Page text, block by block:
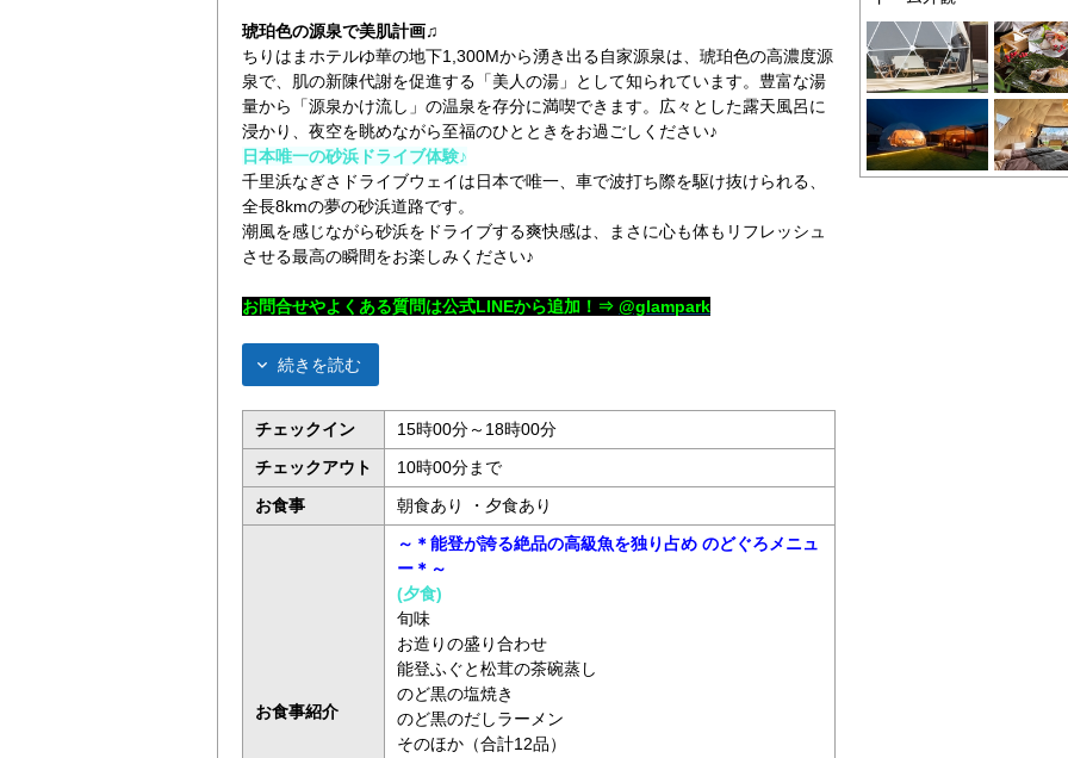
琥珀色の源泉で美肌計画♫
ちりはまホテルゆ華の地下1,300Mから湧き出る自家源泉は、琥珀色の高濃度源
泉で、肌の新陳代謝を促進する「美人の湯」として知られています。豊富な湯
量から「源泉かけ流し」の温泉を存分に満喫できます。広々とした露天風呂に
浸かり、夜空を眺めながら至福のひとときをお過ごしください♪
日本唯一の砂浜ドライブ体験♪
千里浜なぎさドライブウェイは日本で唯一、車で波打ち際を駆け抜けられる、
全長8kmの夢の砂浜道路です。
潮風を感じながら砂浜をドライブする爽快感は、まさに心も体もリフレッシュ
させる最高の瞬間をお楽しみください♪
お問合せやよくある質問は公式LINEから追加！⇒ @glampark
続きを読む
チェックイン
15時00分～18時00分
チェックアウト
10時00分まで
お食事
朝食あり ・夕食あり
お食事紹介
～＊能登が誇る絶品の高級魚を独り占め のどぐろメニュ
ー＊～
(夕食)
旬味
お造りの盛り合わせ
能登ふぐと松茸の茶碗蒸し
のど黒の塩焼き
のど黒のだしラーメン
そのほか（合計12品）